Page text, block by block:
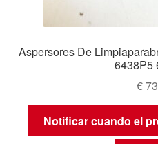
Aspersores De
6438P5
€
Notificar cuando el